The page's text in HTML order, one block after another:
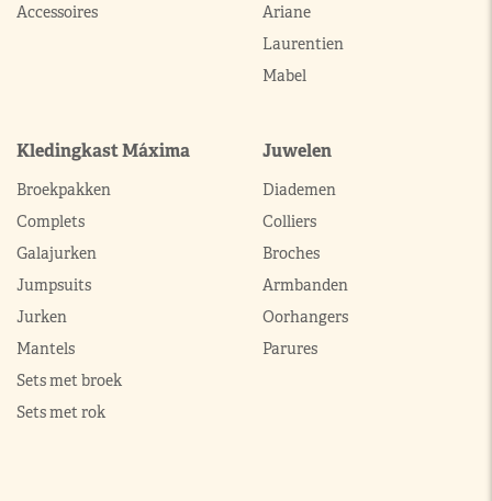
Accessoires
Ariane
Laurentien
Mabel
Kledingkast Máxima
Broekpakken
Complets
Galajurken
Jumpsuits
Jurken
Mantels
Sets met broek
Sets met rok
Juwelen
Diademen
Colliers
Broches
Armbanden
Oorhangers
Parures